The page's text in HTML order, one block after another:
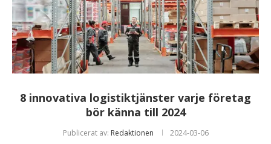
8 innovativa logistiktjänster varje företag
bör känna till 2024
Publicerat av: Redaktionen 2024-03-06